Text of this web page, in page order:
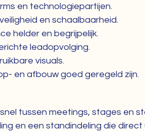
en technologiepartijen.
en schaalbaarheid.
helder en begrijpelijk.
leadopvolging.
visuals.
en afbouw goed geregeld zijn.
tussen meetings, stages en
en een standindeling die